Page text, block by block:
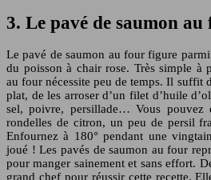
3. Le pavé de saumon au
Le pavé de saumon au four figure
du poisson à chair rose. Très simple à
au four nécessite peu de temps. Il suffit
plat, de les arroser d’un filet d’huile
sel, poivre, persillade… Vous pouvez
rondelles de citron, un peu de persil
Enfournez à 180° pendant une
joué ! Les pavés de saumon au four
pour manger sainement et sans effort.
grand chef pour réussir cette recette.